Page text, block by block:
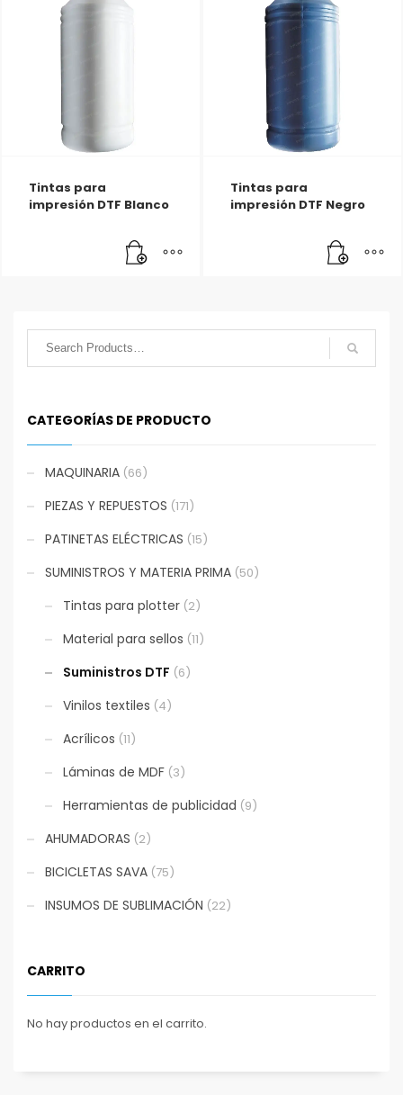
Tintas para
impresión DTF Blanco
Tintas para
impresión DTF Negro
CATEGORÍAS DE PRODUCTO
MAQUINARIA (66)
PIEZAS Y REPUESTOS (171)
PATINETAS ELÉCTRICAS (15)
SUMINISTROS Y MATERIA PRIMA (50)
Tintas para plotter (2)
Material para sellos (11)
Suministros DTF (6)
Vinilos textiles (4)
Acrílicos (11)
Láminas de MDF (3)
Herramientas de publicidad (9)
AHUMADORAS (2)
BICICLETAS SAVA (75)
INSUMOS DE SUBLIMACIÓN (22)
CARRITO
No hay productos en el carrito.